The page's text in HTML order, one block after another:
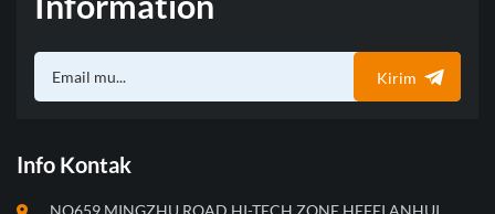
MENGKLASIFIKASIKAN
BAHAN BAKU YANG
BERBEDASYARAT DAN
MENYEDIAKAN KUALITAS
WARNA.BENTUK, UKURAN,
DLL. SESUAI DENGAN
BERBAGAI BAHAN
Kirim
Info Kontak